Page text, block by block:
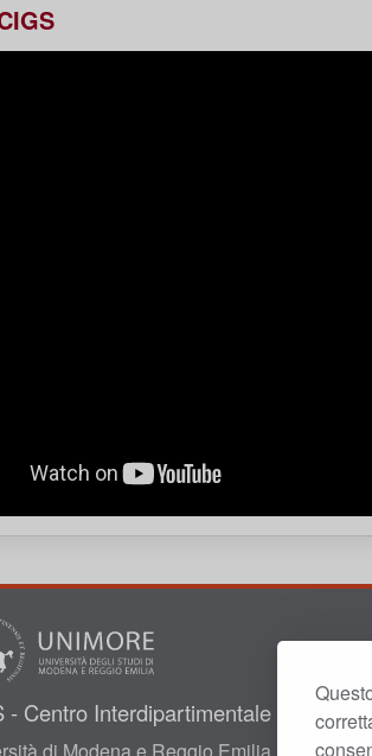
- Centro Interdipartimentale Grandi
di Modena e Reggio Emilia